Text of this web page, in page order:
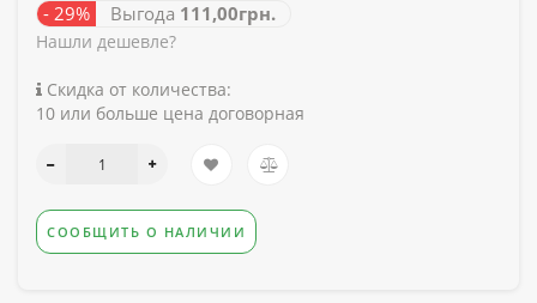
- 29% Выгода 111,00грн.
Нашли дешевле?
Скидка от количества:
10 или больше цена договорная
СООБЩИТЬ О НАЛИЧИИ